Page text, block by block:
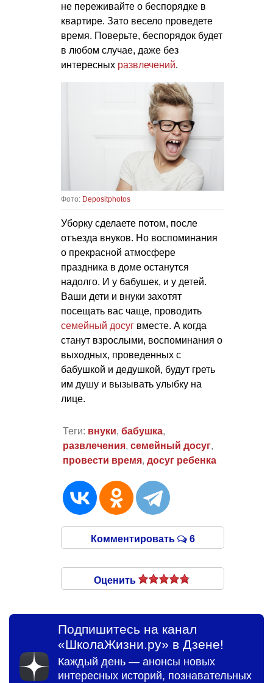
не переживайте о беспорядке в
квартире. Зато весело проведете
время. Поверьте, беспорядок будет
в любом случае, даже без
интересных развлечений.
Фото: Depositphotos
Уборку сделаете потом, после
отъезда внуков. Но воспоминания
о прекрасной атмосфере
праздника в доме останутся
надолго. И у бабушек, и у детей.
Ваши дети и внуки захотят
посещать вас чаще, проводить
семейный досуг вместе. А когда
станут взрослыми, воспоминания о
выходных, проведенных с
бабушкой и дедушкой, будут греть
им душу и вызывать улыбку на
лице.
Теги: внуки, бабушка,
развлечения, семейный досуг,
провести время, досуг ребенка
Комментировать 6
Оценить
Подпишитесь на канал
«ШколаЖизни.ру» в Дзене!
Каждый день — анонсы новых
интересных историй, познавательных